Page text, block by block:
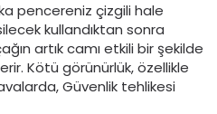
pencereniz çizgili hale
kullandıktan sonra
artık camı etkili bir şekilde
Kötü görünürlük, özellikle
Güvenlik tehlikesi